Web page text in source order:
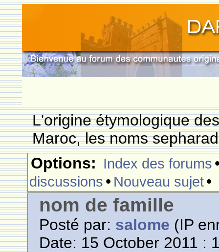
L'origine étymologique
Maroc, les noms
Options: Index des forums
discussions • Nouveau sujet•
nom de famille
Posté par: salome (IP
Date: 15 October 2011 :